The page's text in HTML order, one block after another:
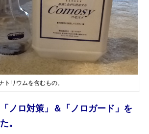
トリウムを含むもの。
「ノロ対策」＆「ノロガード」を
。